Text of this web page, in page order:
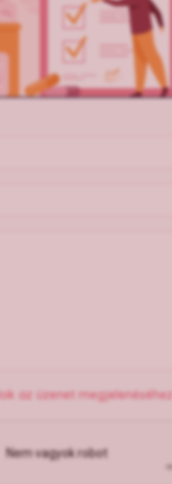
az üzenet megjelenéséhez